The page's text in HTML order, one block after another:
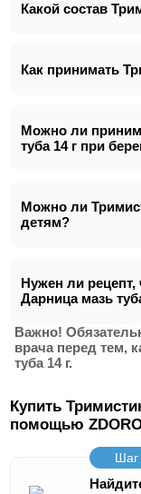
Какой состав
Как принимать
Можно ли
туба 14 г при
Можно ли
детям?
Нужен ли рецепт,
Дарница мазь
Важно!
врача перед тем,
туба 14 г.
Купить
помощью